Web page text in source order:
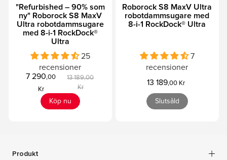
"Refurbished – 90% som
ny" Roborock S8 MaxV
Ultra robotdammsugare
med 8-i-1 RockDock®
Ultra
25
recensioner
7 290,00
Kr
13 189,00
Kr
Köp nu
Roborock S8 MaxV Ultra
robotdammsugare med
8-i-1 RockDock® Ultra
7
recensioner
13 189,00 Kr
Slutsåld
Produkt